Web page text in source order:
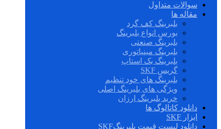
سوالات متداول
مقاله ها
بلبرینگ کف گرد
بورس انواع بلبرینگ
بلبرینگ صنعتی
بلبرینگ مینیاتوری
بلبرینگ بک استاپ
گریس SKF
بلبرینگ های خود تنظیم
ویژگی های بلبرینگ اصلی
خرید بلبرینگ ارزان
دانلود کاتالوگ ها
ابزار SKF
دانلود لیست قیمت بلبرینگSKF